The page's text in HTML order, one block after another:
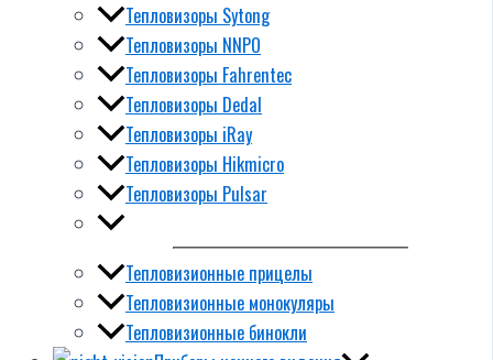
Тепловизоры Sytong
Тепловизоры NNPO
Тепловизоры Fahrentec
Тепловизоры Dedal
Тепловизоры iRay
Тепловизоры Hikmicro
Тепловизоры Pulsar
Тепловизионные прицелы
Тепловизионные монокуляры
Тепловизионные бинокли